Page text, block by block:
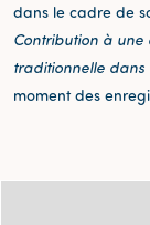
dans le cadre de
Contribution à
traditionnelle
moment des